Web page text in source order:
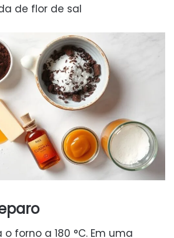
de flor de sal
forno a 180 °C. Em uma